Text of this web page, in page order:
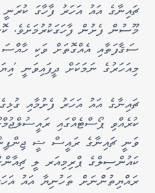
ޗައިނާގެ އައު އަހަރު ފާހާގަ
މޫސުން ފެށުން ފާހަގަކުރުމަށެވެ.
ސަޤާފަތާއި އެއްގޮތަށް ވަކި
މިއަހަރުގެ ނަމަކަށް ދީފައިވަނީ
ޗައިނާގެ އައު އަހަރު ފެށުމާއި
ކުރެއްވި ޕޯސްޓެއްގައި
ވަނީ ޗައިނާގެ ރައީސް ޝީ
ކައުންސިލްގެ ޕްރިމިއަރ ލީ
ރައްޔިތުންނަށް ތަހުނިޔާ އައު